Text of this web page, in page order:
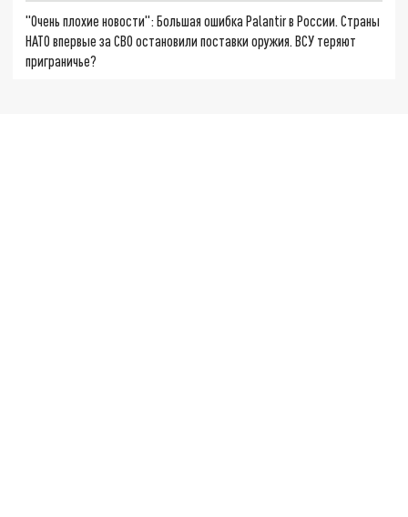
"Очень плохие новости": Большая ошибка Palantir в России. Страны
НАТО впервые за СВО остановили поставки оружия. ВСУ теряют
приграничье?